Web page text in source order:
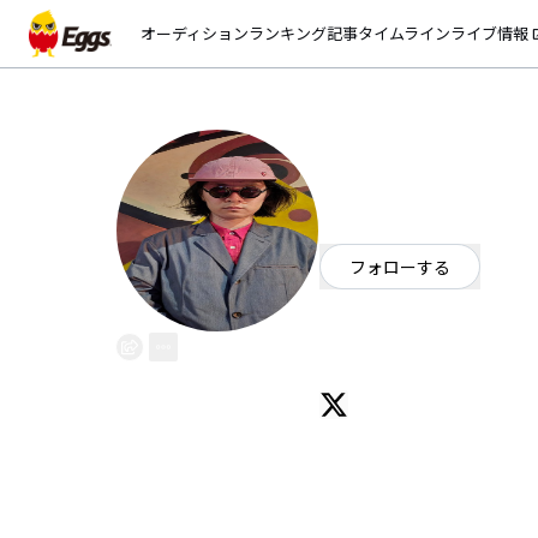
オーディションランキング記事タイムラインライブ情報
フォローする